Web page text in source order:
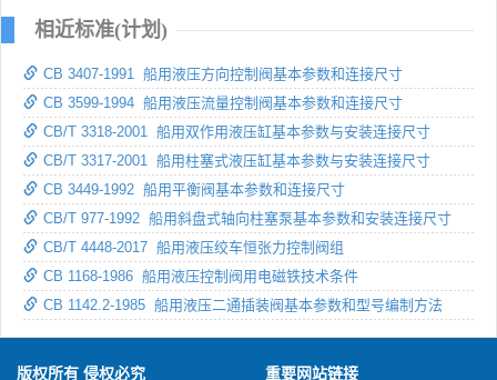
相近标准(计划)
CB 3407-1991 船用液压方向控制阀基本参数和连接尺寸
CB 3599-1994 船用液压流量控制阀基本参数和连接尺寸
CB/T 3318-2001 船用双作用液压缸基本参数与安装连接尺寸
CB/T 3317-2001 船用柱塞式液压缸基本参数与安装连接尺寸
CB 3449-1992 船用平衡阀基本参数和连接尺寸
CB/T 977-1992 船用斜盘式轴向柱塞泵基本参数和安装连接尺寸
CB/T 4448-2017 船用液压绞车恒张力控制阀组
CB 1168-1986 船用液压控制阀用电磁铁技术条件
CB 1142.2-1985 船用液压二通插装阀基本参数和型号编制方法
版权所有 侵权必究 重要网站链接